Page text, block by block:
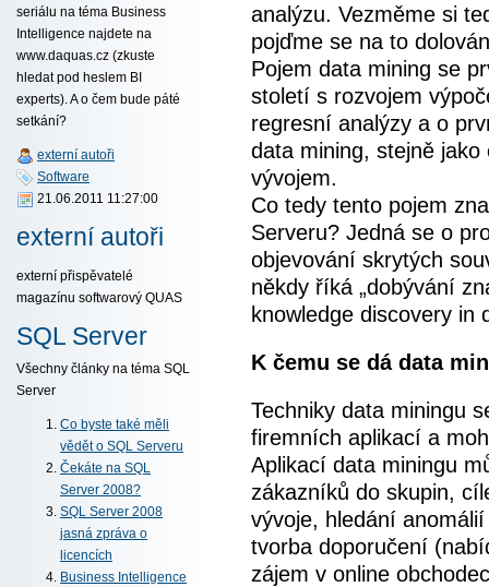
seriálu na téma Business
Intelligence najdete na
www.daquas.cz (zkuste
hledat pod heslem BI
experts). A o čem bude páté
setkání?
externí autoři
Software
21.06.2011 11:27:00
externí autoři
externí přispěvatelé
magazínu softwarový QUAS
SQL Server
Všechny články na téma SQL
Server
Co byste také měli
vědět o SQL Serveru
Čekáte na SQL
Server 2008?
SQL Server 2008
jasná zpráva o
licencích
Business Intelligence
analýzu. Vezměme si
pojďme se na to
Pojem data mining se
století s rozvojem
regresní analýzy a o
data mining, stejně
vývojem.
Co tedy tento pojem
Serveru? Jedná se o
objevování skrytých
někdy říká „dobývání
knowledge discovery in
K čemu se dá data
Techniky data miningu
firemních aplikací a
Aplikací data miningu
zákazníků do skupin,
vývoje, hledání
tvorba doporučení
zájem v online